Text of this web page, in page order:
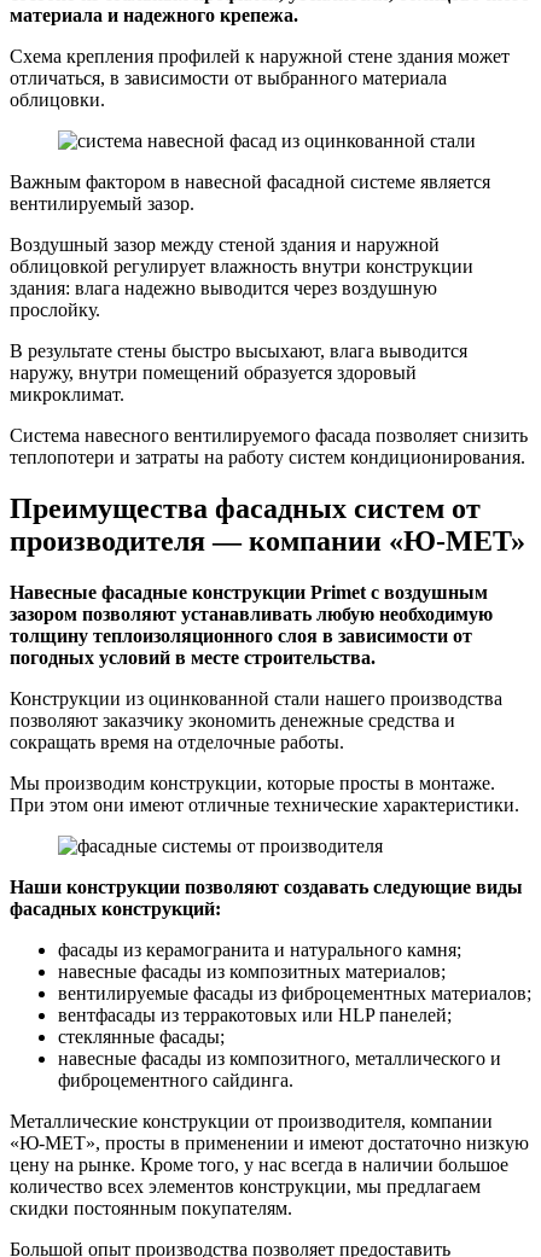
материала и надежного крепежа.
Схема крепления профилей к наружной стене здания может
отличаться, в зависимости от выбранного материала
облицовки.
Важным фактором в навесной фасадной системе является
вентилируемый зазор.
Воздушный зазор между стеной здания и наружной
облицовкой регулирует влажность внутри конструкции
здания: влага надежно выводится через воздушную
прослойку.
В результате стены быстро высыхают, влага выводится
наружу, внутри помещений образуется здоровый
микроклимат.
Система навесного вентилируемого фасада позволяет снизить
теплопотери и затраты на работу систем кондиционирования.
Преимущества фасадных систем от
производителя — компании «Ю-МЕТ»
Навесные фасадные конструкции Primet с воздушным
зазором позволяют устанавливать любую необходимую
толщину теплоизоляционного слоя в зависимости от
погодных условий в месте строительства.
Конструкции из оцинкованной стали нашего производства
позволяют заказчику экономить денежные средства и
сокращать время на отделочные работы.
Мы производим конструкции, которые просты в монтаже.
При этом они имеют отличные технические характеристики.
Наши конструкции позволяют создавать следующие виды
фасадных конструкций:
фасады из керамогранита и натурального камня;
навесные фасады из композитных материалов;
вентилируемые фасады из фиброцементных материалов;
вентфасады из терракотовых или HLP панелей;
стеклянные фасады;
навесные фасады из композитного, металлического и
фиброцементного сайдинга.
Металлические конструкции от производителя, компании
«Ю-МЕТ», просты в применении и имеют достаточно низкую
цену на рынке. Кроме того, у нас всегда в наличии большое
количество всех элементов конструкции, мы предлагаем
скидки постоянным покупателям.
Большой опыт производства позволяет предоставить